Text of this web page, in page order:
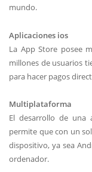
mundo.
Aplicaciones ios
La App Store posee
millones de usuarios
para hacer pagos
Multiplataforma
El desarrollo de una
permite que con un
dispositivo, ya sea
ordenador.